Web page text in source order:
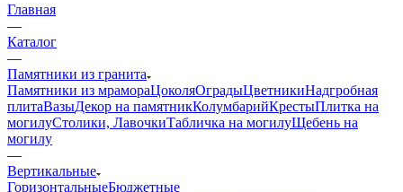
Главная
—
Каталог
—
Памятники из гранита
Памятники из мрамораЦоколяОградыЦветникиНадгробная
плитаВазыДекор на памятникКолумбарийКрестыПлитка на
могилуСтолики, ЛавочкиТабличка на могилуЩебень на
могилу
—
Вертикальные
ГоризонтальныеБюджетные